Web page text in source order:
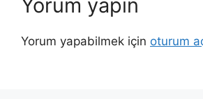
Yorum yapın
Yorum yapabilmek için oturum